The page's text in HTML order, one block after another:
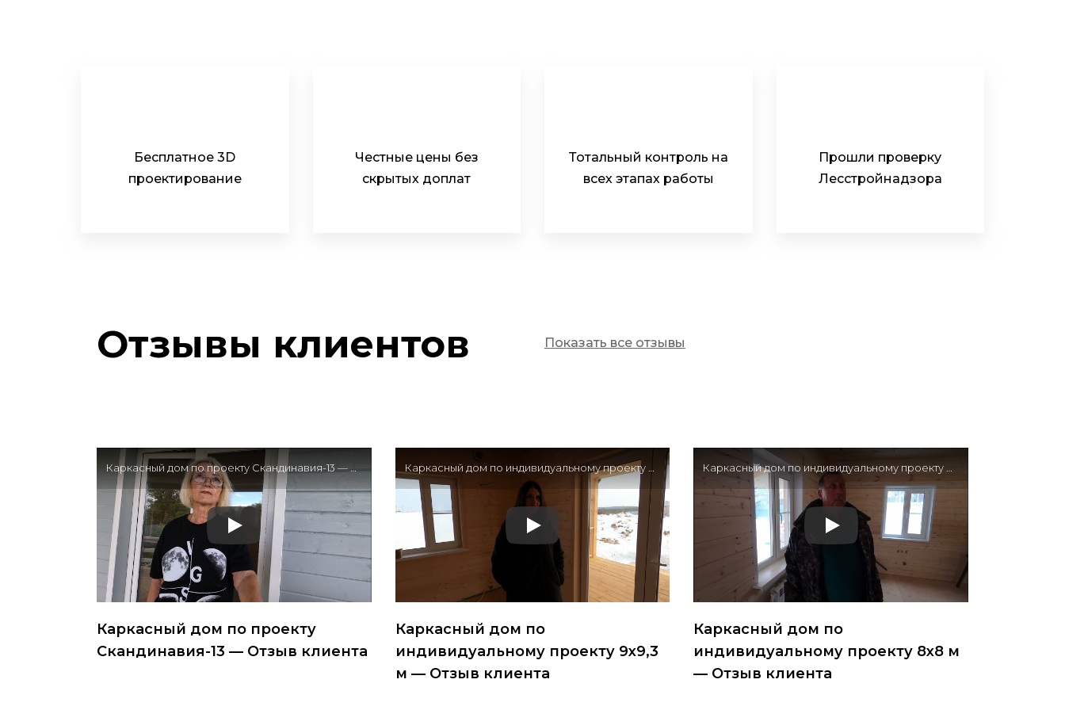
Бесплатное 3D
проектирование
Честные цены без
скрытых доплат
Тотальный контроль на
всех этапах работы
Прошли проверку
Лесстройнадзора
Отзывы клиентов Показать все отзывы
Каркасный дом по проекту Скандинавия-13 — Отзыв клиента
Каркасный дом по проекту
Скандинавия-13 — Отзыв клиента
Каркасный дом по индивидуальному проекту 9х9,3 м — Отзыв клиента
Каркасный дом по
индивидуальному проекту 9х9,3
м — Отзыв клиента
Каркасный дом по индивидуальному проекту 8х8 м — Отзыв клиента
Каркасный дом по
индивидуальному проекту 8х8 м
— Отзыв клиента